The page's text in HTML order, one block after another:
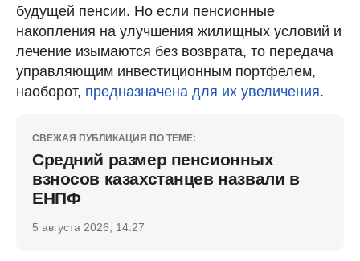
будущей пенсии. Но если пенсионные
накопления на улучшения жилищных условий и
лечение изымаются без возврата, то передача
управляющим инвестиционным портфелем,
наоборот, предназначена для их увеличения.
СВЕЖАЯ ПУБЛИКАЦИЯ ПО ТЕМЕ:
Средний размер пенсионных
взносов казахстанцев назвали в
ЕНПФ
5 августа 2026, 14:27